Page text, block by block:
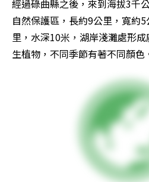
經過碌曲縣之後，來到海拔3千
自然保護區，長約9公里，寬約
里，水深10米，湖岸淺灘處形
生植物，不同季節有著不同顏色